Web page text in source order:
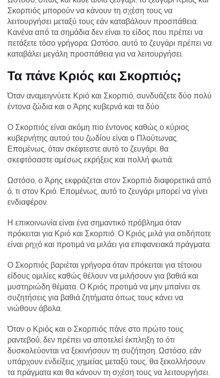
Σκορπιός μπορούν να κάνουν τη σχέση τους να
λειτουργήσει μεταξύ τους εάν καταβάλουν προσπάθεια.
Κανένα από τα σημάδια δεν είναι το είδος που πρέπει να
πετάξετε τόσο γρήγορα. Ωστόσο, αυτό το ζευγάρι πρέπει να
καταβάλει μεγάλη προσπάθεια για να λειτουργήσει.
Τα πάνε Κριός και Σκορπιός;
Όταν αναμειγνύετε Κριό και Σκορπιό, συνδυάζετε δύο πολύ
έντονα ζώδια και ο Άρης κυβερνά και τα δύο.
Ο Σκορπιός είναι ακόμη πιο έντονος καθώς ο κύριος
κυβερνήτης αυτού του ζωδίου είναι ο Πλούτωνας.
Επομένως, όταν σκέφτεστε αυτό το ζευγάρι, θα
σκεφτόσαστε αμέσως εκρήξεις και πολλή φωτιά.
Ωστόσο, ο Άρης εκφράζεται στον Σκορπιό διαφορετικά από
ό, τι στον Κριό. Επομένως, αυτό το ζευγάρι μπορεί να γίνει
ενδιαφέρον.
Η επικοινωνία είναι ένα σημαντικό πρόβλημα όταν
πρόκειται για Κριό και Σκορπιό. Ο Κριός μιλά για οτιδήποτε
είναι ρηχό και προτιμά να μιλάει για επιφανειακά πράγματα.
Ο Σκορπιός βαριέται γρήγορα όταν πρόκειται για τέτοιου
είδους ομιλίες καθώς θέλουν να μιλήσουν για βαθιά και
μυστηριώδη θέματα. Ο Κριός προτιμά να μην μπαίνει σε
συζητήσεις για βαθιά ζητήματα όπως τους κάνει να
νιώθουν άβολα.
Όταν ο Κριός και ο Σκορπιός πάνε στο πρώτο τους
ραντεβού, δεν πρέπει να αποτελεί έκπληξη το ότι
δυσκολεύονται να ξεκινήσουν τη συζήτηση. Ωστόσο, εάν
υπάρχουν ενδείξεις χημείας μεταξύ τους, θα ξεκολλήσουν
τα πράγματα και θα κάνουν τη σχέση τους να λειτουργήσει.